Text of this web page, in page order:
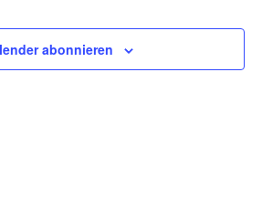
abonnieren